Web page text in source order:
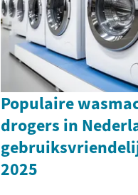
Populaire
drogers in
2025